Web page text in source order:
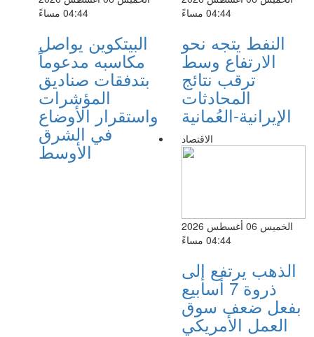
04:44 مساءً
البيتكوين يواصل
مكاسبه مدعوماً
بتدفقات صناديق
المؤشرات
واستقرار الأوضاع
في الشرق
الأوسط
04:44 مساءً
النفط يتجه نحو
الارتفاع وسط
ترقب نتائج
المحادثات
الإيرانية-العُمانية
الاقتصاد
الخميس 06 أغسطس 2026
04:44 مساءً
الذهب يرتفع إلى
ذروة 7 أسابيع
بفعل ضعف سوق
العمل الأمريكي